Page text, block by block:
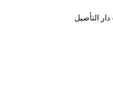
التأصيل